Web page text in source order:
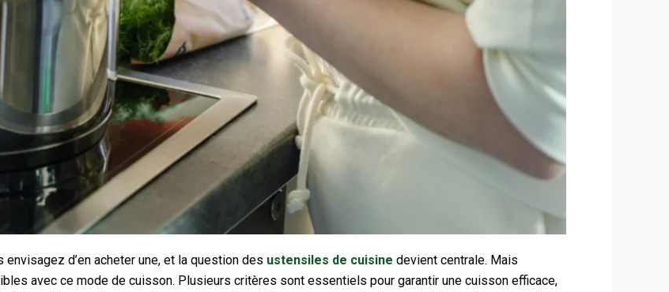
d’en acheter une, et la question des ustensiles de cuisine devient centrale. Mais
avec ce mode de cuisson. Plusieurs critères sont essentiels pour garantir une cuisson efficace,